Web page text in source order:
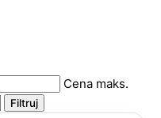
Cena maks.
Filtruj